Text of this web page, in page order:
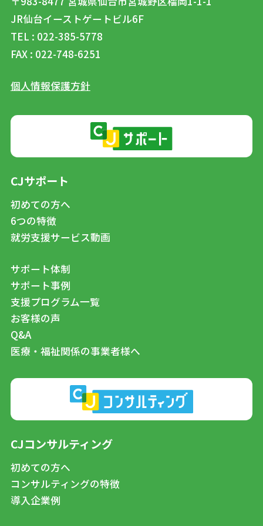
JR仙台イーストゲートビル6F
TEL : 022-385-5778
FAX : 022-748-6251
個人情報保護方針
CJサポート
初めての方へ
6つの特徴
就労支援サービス動画
サポート体制
サポート事例
支援プログラム一覧
お客様の声
Q&A
医療・福祉関係の事業者様へ
CJコンサルティング
初めての方へ
コンサルティングの特徴
導入企業例